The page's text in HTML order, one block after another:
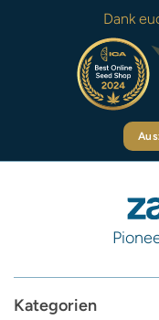
Dank
Kategorien